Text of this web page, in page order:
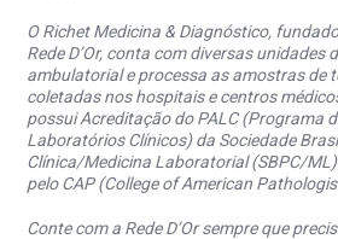
O Richet Medicina & Diagnóstico,
Rede D’Or, conta com diversas unidades
ambulatorial e processa as amostras de
coletadas nos hospitais e centros
possui Acreditação do PALC (Programa
Laboratórios Clínicos) da Sociedade
Clínica/Medicina Laboratorial (SBPC/
pelo CAP (College of American
Conte com a Rede D’Or sempre que